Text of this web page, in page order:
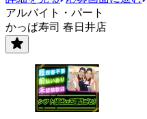
アルバイト・パート
かっぱ寿司 春日井店